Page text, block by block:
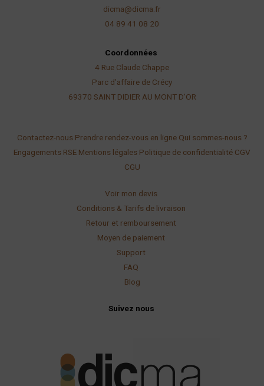
dicma@dicma.fr
04 89 41 08 20
Coordonnées
4 Rue Claude Chappe
Parc d’affaire de Crécy
69370 SAINT DIDIER AU MONT D’OR
Contactez-nous Prendre rendez-vous en ligne Qui sommes-nous ?
Engagements RSE Mentions légales Politique de confidentialité CGV
CGU
Voir mon devis
Conditions & Tarifs de livraison
Retour et remboursement
Moyen de paiement
Support
FAQ
Blog
Suivez nous